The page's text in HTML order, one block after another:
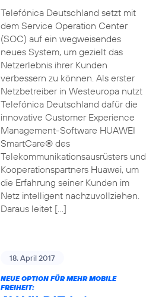
Telefónica Deutschland setzt mit
dem Service Operation Center
(SOC) auf ein wegweisendes
neues System, um gezielt das
Netzerlebnis ihrer Kunden
verbessern zu können. Als erster
Netzbetreiber in Westeuropa nutzt
Telefónica Deutschland dafür die
innovative Customer Experience
Management-Software HUAWEI
SmartCare® des
Telekommunikationsausrüsters und
Kooperationspartners Huawei, um
die Erfahrung seiner Kunden im
Netz intelligent nachzuvollziehen.
Daraus leitet […]
18. April 2017
NEUE OPTION FÜR MEHR MOBILE
FREIHEIT: